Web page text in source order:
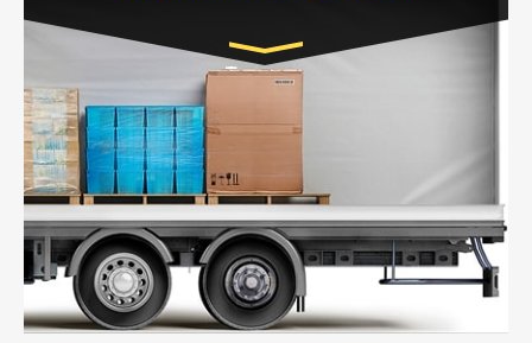
Транспорт:
Газель (1,5 и 3 тонны), Бычок, Еврофура от 5 до
10 тонн
от 5000 руб. Возможен догруз
- Экономный способ доставить вещи от 200 кг в
другой город - догрузом или попутно. Попутные
грузоперевозки для физлиц, ИП и юрлиц обходятся
дешевле.
- Тайгер Логистик организует доставку
крупногабаритных и личных вещей по нужному